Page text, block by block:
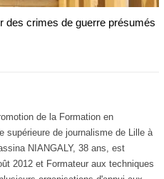
des crimes de guerre présumés
de la Formation en
supérieure de journalisme de Lille à
NIANGALY, 38 ans, est
2012 et Formateur aux techniques